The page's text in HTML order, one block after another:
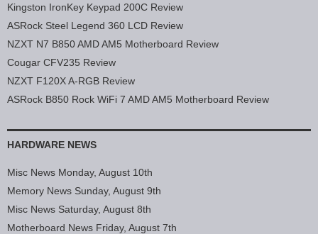
Kingston IronKey Keypad 200C Review
ASRock Steel Legend 360 LCD Review
NZXT N7 B850 AMD AM5 Motherboard Review
Cougar CFV235 Review
NZXT F120X A-RGB Review
ASRock B850 Rock WiFi 7 AMD AM5 Motherboard Review
HARDWARE NEWS
Misc News Monday, August 10th
Memory News Sunday, August 9th
Misc News Saturday, August 8th
Motherboard News Friday, August 7th